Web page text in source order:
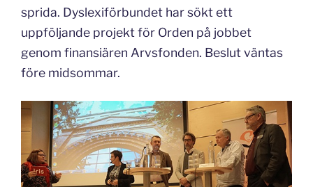
sprida. Dyslexiförbundet har sökt ett
uppföljande projekt för Orden på jobbet
genom finansiären Arvsfonden. Beslut väntas
före midsommar.